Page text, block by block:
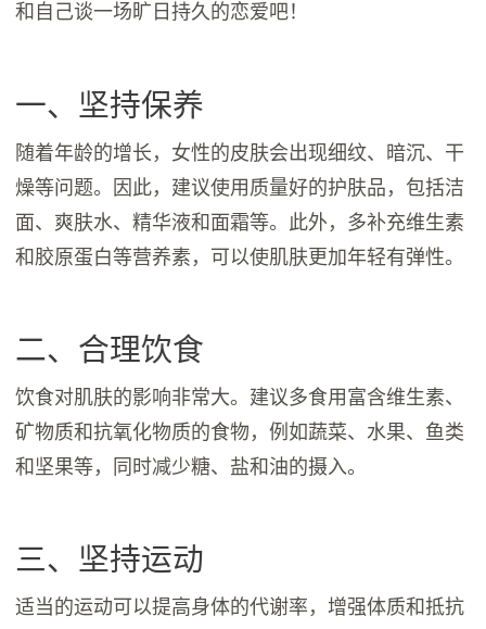
和自己谈一场旷日持久的恋爱吧！
一、坚持保养
随着年龄的增长，女性的皮肤会出现细纹、暗沉、干
燥等问题。因此，建议使用质量好的护肤品，包括洁
面、爽肤水、精华液和面霜等。此外，多补充维生素
和胶原蛋白等营养素，可以使肌肤更加年轻有弹性。
二、合理饮食
饮食对肌肤的影响非常大。建议多食用富含维生素、
矿物质和抗氧化物质的食物，例如蔬菜、水果、鱼类
和坚果等，同时减少糖、盐和油的摄入。
三、坚持运动
适当的运动可以提高身体的代谢率，增强体质和抵抗